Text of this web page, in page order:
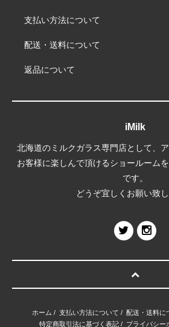
支払い方法について
配送・送料について
返品について
iMilk
北海道のミルクガラス専門店として、
お客様に楽しんで頂けるショールーム
です。
どうぞ宜しくお願い致し
ホーム / 支払い方法について / 配送・送料に
特定商取引法に基づく表記/ プライバシー